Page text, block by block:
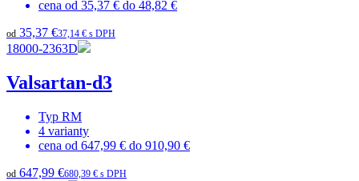
cena od 35,37 € do 48,82 €
od 35,37 €37,14 € s DPH
18000-2363D
Valsartan-d3
Typ RM
4 varianty
cena od 647,99 € do 910,90 €
od 647,99 €680,39 € s DPH